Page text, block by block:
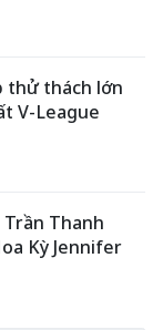
thử thách lớn
V-League
Thanh
Kỳ Jennifer